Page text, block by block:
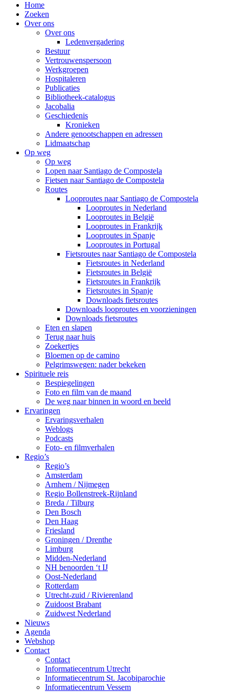
Home
Zoeken
Over ons
Over ons
Ledenvergadering
Bestuur
Vertrouwenspersoon
Werkgroepen
Hospitaleren
Publicaties
Bibliotheek-catalogus
Jacobalia
Geschiedenis
Kronieken
Andere genootschappen en adressen
Lidmaatschap
Op weg
Op weg
Lopen naar Santiago de Compostela
Fietsen naar Santiago de Compostela
Routes
Looproutes naar Santiago de Compostela
Looproutes in Nederland
Looproutes in België
Looproutes in Frankrijk
Looproutes in Spanje
Looproutes in Portugal
Fietsroutes naar Santiago de Compostela
Fietsroutes in Nederland
Fietsroutes in België
Fietsroutes in Frankrijk
Fietsroutes in Spanje
Downloads fietsroutes
Downloads looproutes en voorzieningen
Downloads fietsroutes
Eten en slapen
Terug naar huis
Zoekertjes
Bloemen op de camino
Pelgrimswegen: nader bekeken
Spirituele reis
Bespiegelingen
Foto en film van de maand
De weg naar binnen in woord en beeld
Ervaringen
Ervaringsverhalen
Weblogs
Podcasts
Foto- en filmverhalen
Regio’s
Regio’s
Amsterdam
Arnhem / Nijmegen
Regio Bollenstreek-Rijnland
Breda / Tilburg
Den Bosch
Den Haag
Friesland
Groningen / Drenthe
Limburg
Midden-Nederland
NH benoorden ‘t IJ
Oost-Nederland
Rotterdam
Utrecht-zuid / Rivierenland
Zuidoost Brabant
Zuidwest Nederland
Nieuws
Agenda
Webshop
Contact
Contact
Informatiecentrum Utrecht
Informatiecentrum St. Jacobiparochie
Informatiecentrum Vessem